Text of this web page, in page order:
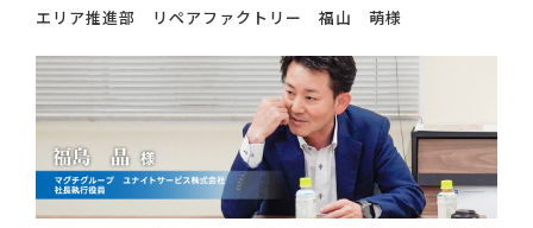
エリア推進部 リペアファクトリー 福山 萌様